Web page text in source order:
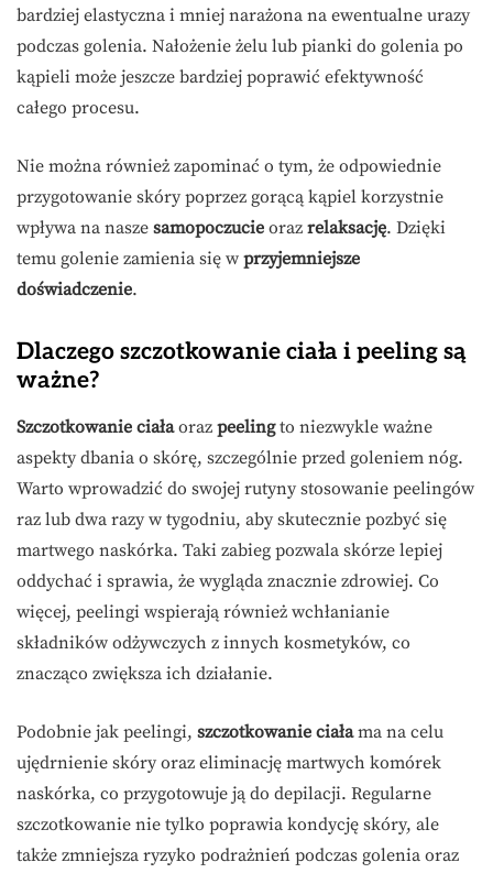
bardziej elastyczna i mniej narażona na ewentualne urazy
podczas golenia. Nałożenie żelu lub pianki do golenia po
kąpieli może jeszcze bardziej poprawić efektywność
całego procesu.
Nie można również zapominać o tym, że odpowiednie
przygotowanie skóry poprzez gorącą kąpiel korzystnie
wpływa na nasze samopoczucie oraz relaksację. Dzięki
temu golenie zamienia się w przyjemniejsze
doświadczenie.
Dlaczego szczotkowanie ciała i peeling są
ważne?
Szczotkowanie ciałaoraz peelingto niezwykle ważne
aspekty dbania o skórę, szczególnie przed goleniem nóg.
Warto wprowadzić do swojej rutyny stosowanie peelingów
raz lub dwa razy w tygodniu, aby skutecznie pozbyć się
martwego naskórka. Taki zabieg pozwala skórze lepiej
oddychać i sprawia, że wygląda znacznie zdrowiej. Co
więcej, peelingi wspierają również wchłanianie
składników odżywczych z innych kosmetyków, co
znacząco zwiększa ich działanie.
Podobnie jak peelingi, szczotkowanie ciałama na celu
ujędrnienie skóry oraz eliminację martwych komórek
naskórka, co przygotowuje ją do depilacji. Regularne
szczotkowanie nie tylko poprawia kondycję skóry, ale
także zmniejsza ryzyko podrażnień podczas golenia oraz